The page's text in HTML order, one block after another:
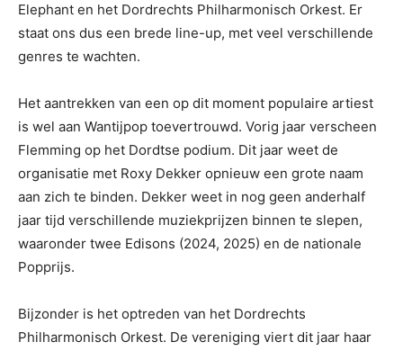
Elephant en het Dordrechts Philharmonisch Orkest. Er
staat ons dus een brede line-up, met veel verschillende
genres te wachten.
Het aantrekken van een op dit moment populaire artiest
is wel aan Wantijpop toevertrouwd. Vorig jaar verscheen
Flemming op het Dordtse podium. Dit jaar weet de
organisatie met Roxy Dekker opnieuw een grote naam
aan zich te binden. Dekker weet in nog geen anderhalf
jaar tijd verschillende muziekprijzen binnen te slepen,
waaronder twee Edisons (2024, 2025) en de nationale
Popprijs.
Bijzonder is het optreden van het Dordrechts
Philharmonisch Orkest. De vereniging viert dit jaar haar